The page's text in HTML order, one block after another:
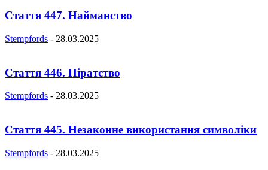
Стаття 447. Найманство
Stempfords - 28.03.2025
Стаття 446. Піратство
Stempfords - 28.03.2025
Стаття 445. Незаконне використання символіки
Stempfords - 28.03.2025